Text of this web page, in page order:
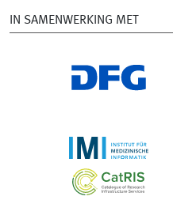
IN SAMENWERKING MET